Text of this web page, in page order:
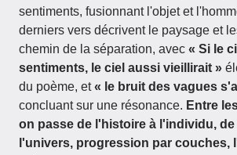
sentiments, fusionnant l'objet et
derniers vers décrivent le paysage et
chemin de la séparation, avec « Si le
sentiments, le ciel aussi vieillirait »
du poème, et« le bruit des vagues
concluant sur une résonance. Entre
on passe de l'histoire à l'individu,
l'univers, progression par couches,